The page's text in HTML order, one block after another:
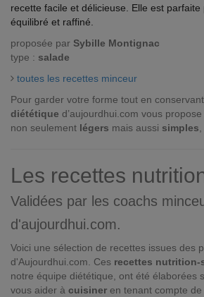
recette facile et délicieuse. Elle est
équilibré et raffiné.
proposée par Sybille Montignac
type : salade
toutes les recettes minceur
Pour garder votre forme tout en conservant
diététique d’aujourdhui.com vous
non seulement légers mais aussi simples
Les recettes
Validées par les coachs
d'aujourdhui.com.
Voici une sélection de recettes issues des
d'Aujourdhui.com. Ces recettes nutrition-
notre équipe diététique, ont été élaborées
vous aider à cuisiner en tenant compte de